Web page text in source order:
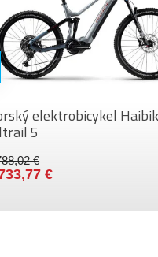
elektrobicykel
5
€
€